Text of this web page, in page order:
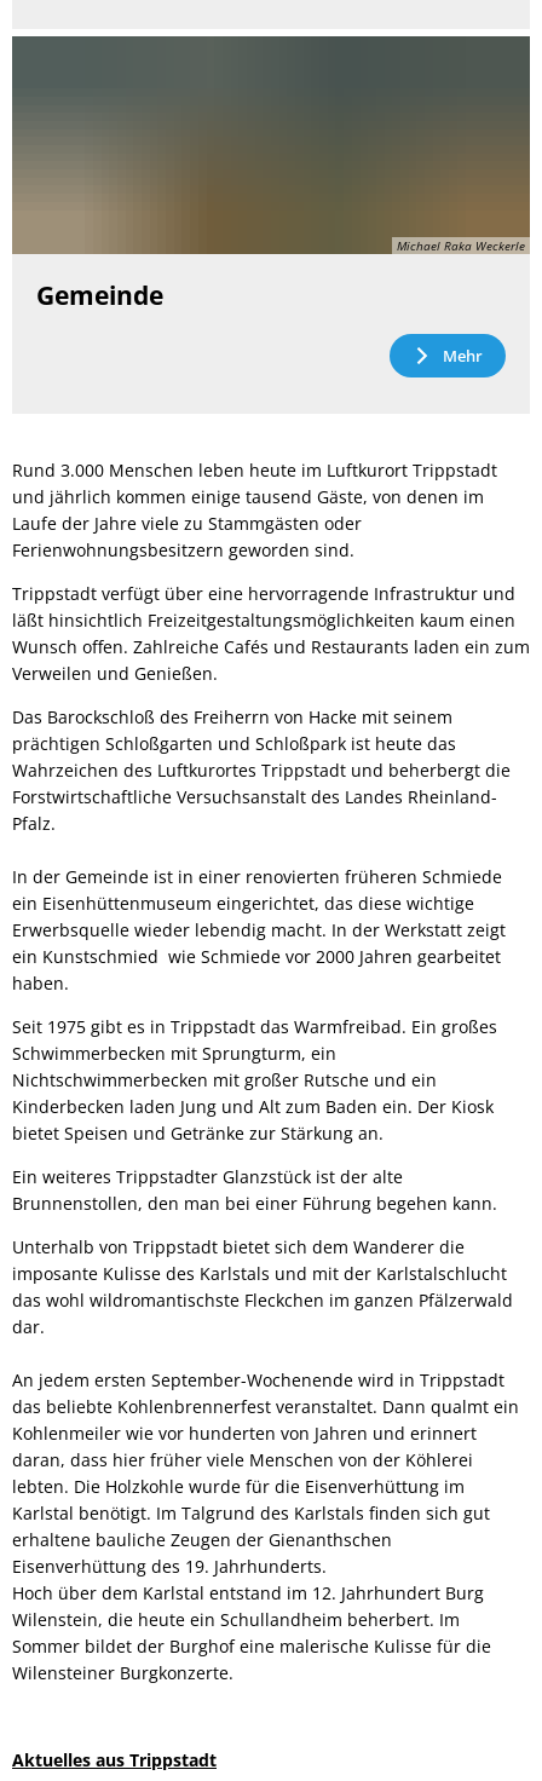
Michael Raka Weckerle
Gemeinde
Mehr
Rund 3.000 Menschen leben heute im Luftkurort Trippstadt
und jährlich kommen einige tausend Gäste, von denen im
Laufe der Jahre viele zu Stammgästen oder
Ferienwohnungsbesitzern geworden sind.
Trippstadt verfügt über eine hervorragende Infrastruktur und
läßt hinsichtlich Freizeitgestaltungsmöglichkeiten kaum einen
Wunsch offen. Zahlreiche Cafés und Restaurants laden ein zum
Verweilen und Genießen.
Das Barockschloß des Freiherrn von Hacke mit seinem
prächtigen Schloßgarten und Schloßpark ist heute das
Wahrzeichen des Luftkurortes Trippstadt und beherbergt die
Forstwirtschaftliche Versuchsanstalt des Landes Rheinland-
Pfalz.
In der Gemeinde ist in einer renovierten früheren Schmiede
ein Eisenhüttenmuseum eingerichtet, das diese wichtige
Erwerbsquelle wieder lebendig macht. In der Werkstatt zeigt
ein Kunstschmied wie Schmiede vor 2000 Jahren gearbeitet
haben.
Seit 1975 gibt es in Trippstadt das Warmfreibad. Ein großes
Schwimmerbecken mit Sprungturm, ein
Nichtschwimmerbecken mit großer Rutsche und ein
Kinderbecken laden Jung und Alt zum Baden ein. Der Kiosk
bietet Speisen und Getränke zur Stärkung an.
Ein weiteres Trippstadter Glanzstück ist der alte
Brunnenstollen, den man bei einer Führung begehen kann.
Unterhalb von Trippstadt bietet sich dem Wanderer die
imposante Kulisse des Karlstals und mit der Karlstalschlucht
das wohl wildromantischste Fleckchen im ganzen Pfälzerwald
dar.
An jedem ersten September-Wochenende wird in Trippstadt
das beliebte Kohlenbrennerfest veranstaltet. Dann qualmt ein
Kohlenmeiler wie vor hunderten von Jahren und erinnert
daran, dass hier früher viele Menschen von der Köhlerei
lebten. Die Holzkohle wurde für die Eisenverhüttung im
Karlstal benötigt. Im Talgrund des Karlstals finden sich gut
erhaltene bauliche Zeugen der Gienanthschen
Eisenverhüttung des 19. Jahrhunderts.
Hoch über dem Karlstal entstand im 12. Jahrhundert Burg
Wilenstein, die heute ein Schullandheim beherbert. Im
Sommer bildet der Burghof eine malerische Kulisse für die
Wilensteiner Burgkonzerte.
Aktuelles aus Trippstadt